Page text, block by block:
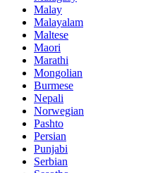
Malay
Malayalam
Maltese
Maori
Marathi
Mongolian
Burmese
Nepali
Norwegian
Pashto
Persian
Punjabi
Serbian